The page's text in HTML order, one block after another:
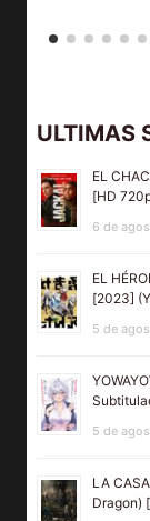
ULTIMAS
EL
[HD
6 de
EL
[2023]
5 de
5 de
LA
Dragon)